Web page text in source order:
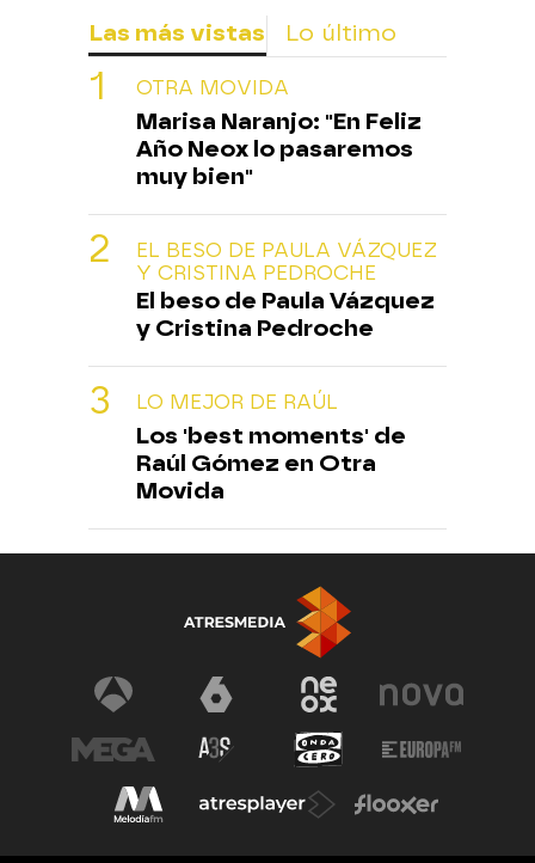
Las más vistas Lo último
OTRA MOVIDA
Marisa Naranjo: "En Feliz
Año Neox lo pasaremos
muy bien"
EL BESO DE PAULA VÁZQUEZ
Y CRISTINA PEDROCHE
El beso de Paula Vázquez
y Cristina Pedroche
LO MEJOR DE RAÚL
Los 'best moments' de
Raúl Gómez en Otra
Movida